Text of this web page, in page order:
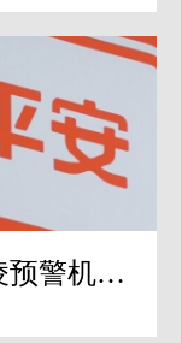
平安产险打造校园防霸凌预警机制，守护学生校园安全